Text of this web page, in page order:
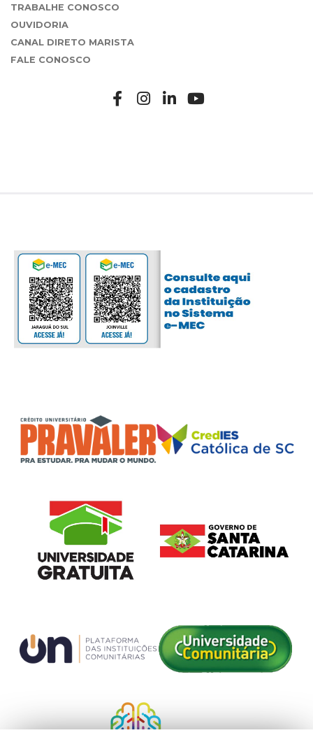
TRABALHE CONOSCO
OUVIDORIA
CANAL DIRETO MARISTA
FALE CONOSCO